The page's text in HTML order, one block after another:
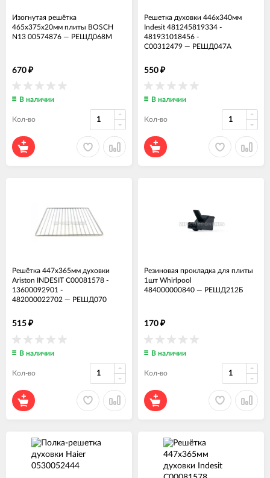
Изогнутая решётка
465x375x20мм плиты BOSCH
N13 00574876 — РЕШД068М
670 ₽
В наличии
Кол-во
Решетка духовки 446x340мм
Indesit 481245819334 -
481931018456 -
C00312479 — РЕШД047А
550 ₽
В наличии
Кол-во
Решётка 447x365мм духовки
Ariston INDESIT C00081578 -
13600092901 -
482000022702 — РЕШД070
515 ₽
В наличии
Кол-во
Резиновая прокладка для плиты
1шт Whirlpool
484000000840 — РЕШД212Б
170 ₽
В наличии
Кол-во